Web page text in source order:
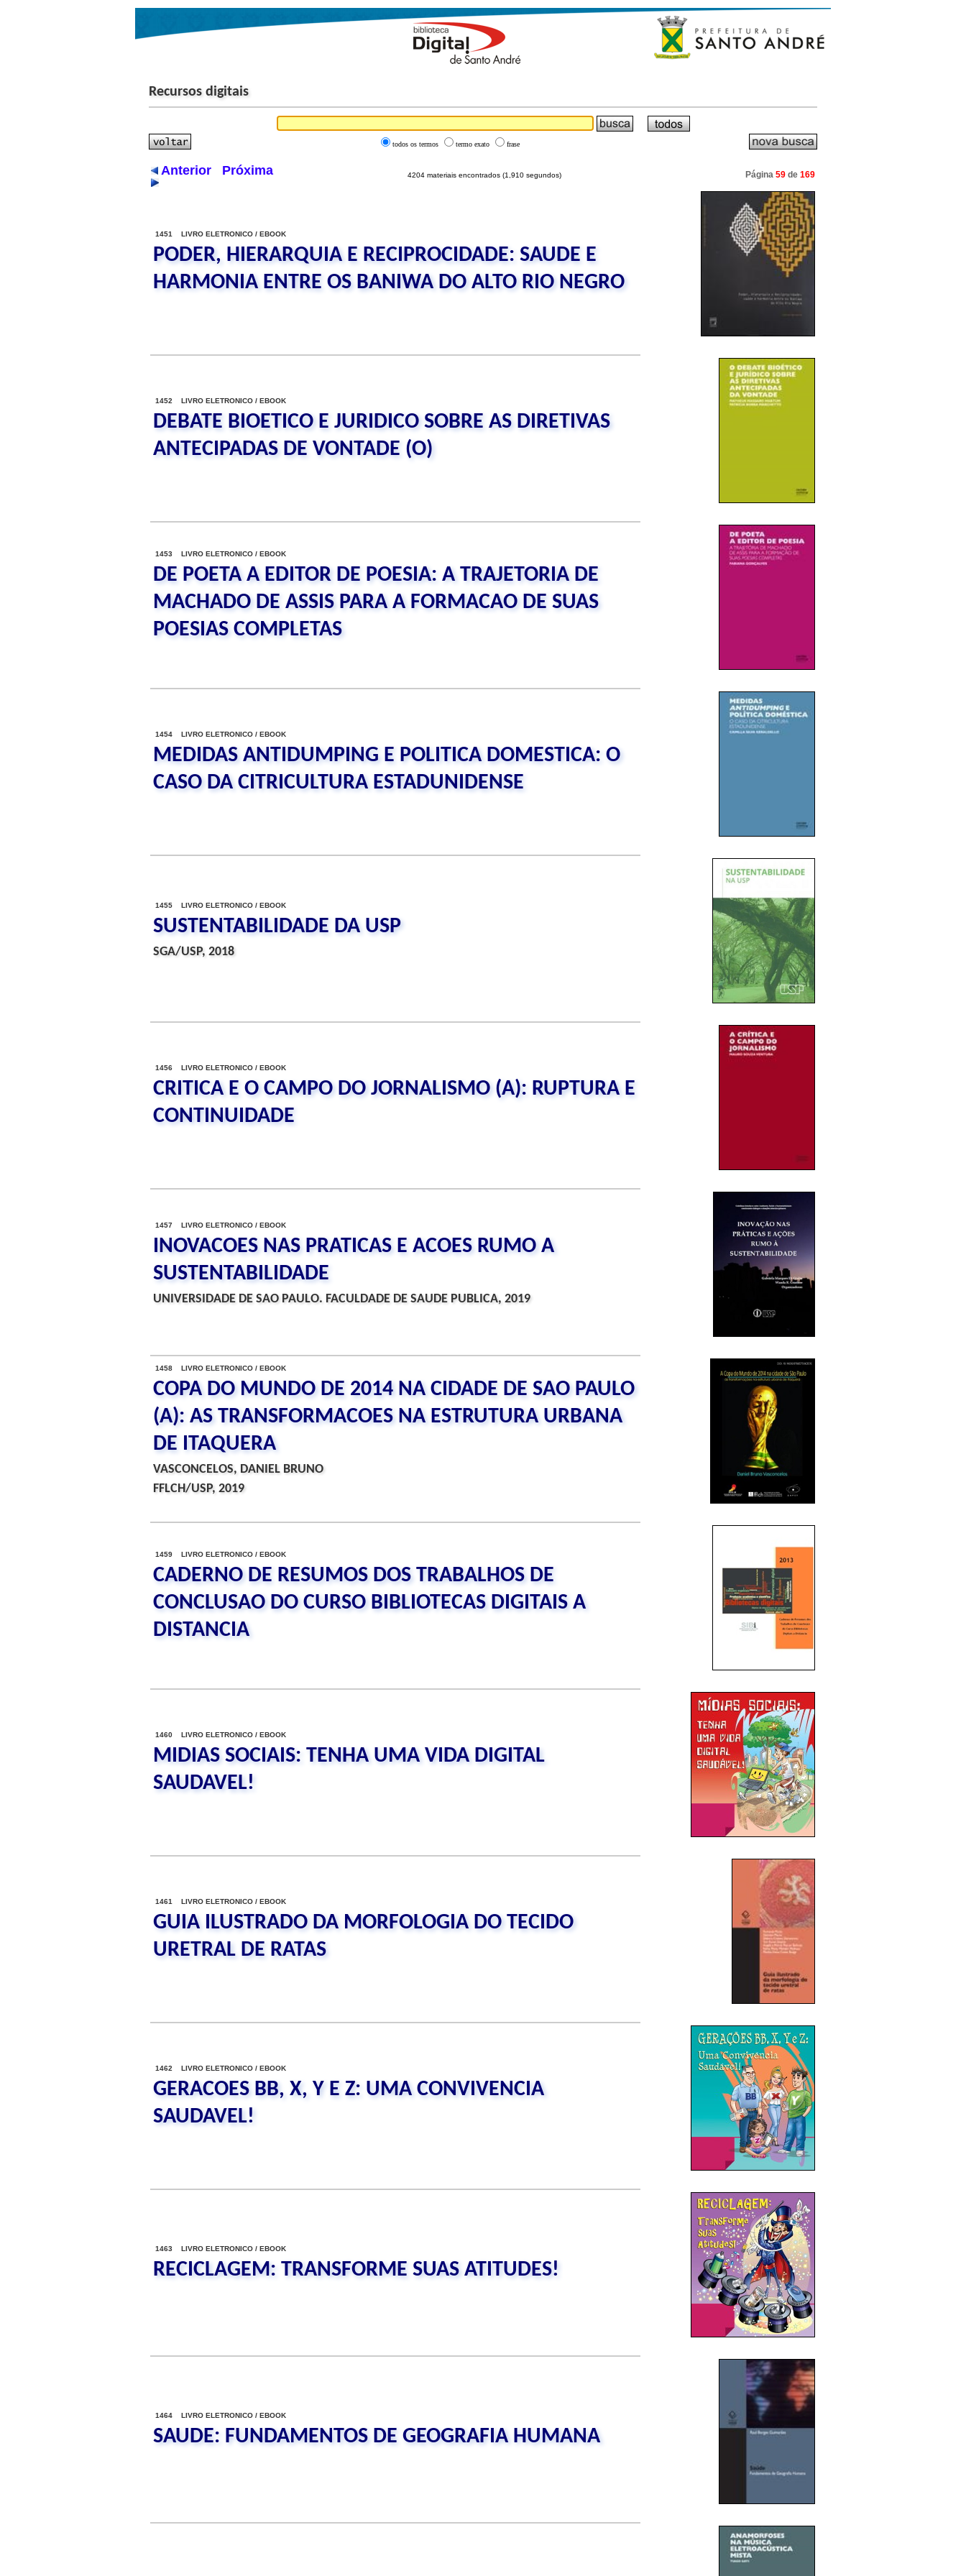
Recursos digitais
todos os termos termo exato frase
Anterior Próxima 4204 materiais encontrados (1,910 segundos) Página 59 de 169
1451 LIVRO ELETRONICO / EBOOK
PODER, HIERARQUIA E RECIPROCIDADE: SAUDE E
HARMONIA ENTRE OS BANIWA DO ALTO RIO NEGRO
1452 LIVRO ELETRONICO / EBOOK
DEBATE BIOETICO E JURIDICO SOBRE AS DIRETIVAS
ANTECIPADAS DE VONTADE (O)
1453 LIVRO ELETRONICO / EBOOK
DE POETA A EDITOR DE POESIA: A TRAJETORIA DE
MACHADO DE ASSIS PARA A FORMACAO DE SUAS
POESIAS COMPLETAS
1454 LIVRO ELETRONICO / EBOOK
MEDIDAS ANTIDUMPING E POLITICA DOMESTICA: O
CASO DA CITRICULTURA ESTADUNIDENSE
1455 LIVRO ELETRONICO / EBOOK
SUSTENTABILIDADE DA USP
SGA/USP, 2018
1456 LIVRO ELETRONICO / EBOOK
CRITICA E O CAMPO DO JORNALISMO (A): RUPTURA E
CONTINUIDADE
1457 LIVRO ELETRONICO / EBOOK
INOVACOES NAS PRATICAS E ACOES RUMO A
SUSTENTABILIDADE
UNIVERSIDADE DE SAO PAULO. FACULDADE DE SAUDE PUBLICA, 2019
1458 LIVRO ELETRONICO / EBOOK
COPA DO MUNDO DE 2014 NA CIDADE DE SAO PAULO
(A): AS TRANSFORMACOES NA ESTRUTURA URBANA
DE ITAQUERA
VASCONCELOS, DANIEL BRUNO
FFLCH/USP, 2019
1459 LIVRO ELETRONICO / EBOOK
CADERNO DE RESUMOS DOS TRABALHOS DE
CONCLUSAO DO CURSO BIBLIOTECAS DIGITAIS A
DISTANCIA
1460 LIVRO ELETRONICO / EBOOK
MIDIAS SOCIAIS: TENHA UMA VIDA DIGITAL
SAUDAVEL!
1461 LIVRO ELETRONICO / EBOOK
GUIA ILUSTRADO DA MORFOLOGIA DO TECIDO
URETRAL DE RATAS
1462 LIVRO ELETRONICO / EBOOK
GERACOES BB, X, Y E Z: UMA CONVIVENCIA
SAUDAVEL!
1463 LIVRO ELETRONICO / EBOOK
RECICLAGEM: TRANSFORME SUAS ATITUDES!
1464 LIVRO ELETRONICO / EBOOK
SAUDE: FUNDAMENTOS DE GEOGRAFIA HUMANA